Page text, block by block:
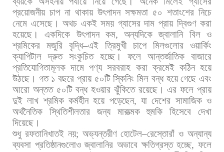
প্রয়োজনীয় চাপ না থাকায় উৎপাদন সক্ষমতা ৫০ শতাংশের নিচে
নেমে এসেছে। অথচ একই সময় গ্যাসের দাম প্রায় দ্বিগুণ করা
হয়েছে।
একদিকে উৎপাদন কম,অন্যদিকে জ্বালানি বিল ও
শ্রমিকের
মজুরি বৃদ্ধি–এই ত্রিমুখী চাপে মিলগুলোর
ওয়ার্কিং
ক্যাপিটাল
দ্রুত সংকুচিত হচ্ছে। ফলে আন্তর্জাতিক
বাজারে
প্রতিযোগিতামূলক দামে পণ্য সরবরাহ করা ক্রমেই কঠিন হয়ে
উঠছে। গত ১ বছরে প্রায় ৫০টি স্কিনিং মিল বন্ধ হয়ে গেছে এবং
আরো অন্তত ৫০টি বন্ধ হওয়ার ঝুঁকিতে রয়েছে। এর ফলে প্রায়
দুই লাখ শ্রমিক কর্মহীন হয়ে পড়েছেন,যা দেশের সামাজিক ও
অর্থনৈতিক
স্থিতিশীলতার জন্য মারাত্মক হুমকি হিসেবে
দেখা
দিয়েছে।
শুধু রফতানিখাতই নয়; অভ্যন্তরীণ হোটেল–রেস্তোরাঁ ও অন্যান্য
ব্যবসা প্রতিষ্ঠানগুলোও জ্বালানির অভাবে ক্ষতিগ্রস্ত হচ্ছে,ফলে